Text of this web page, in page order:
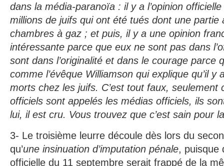
dans la média-paranoïa : il y a l’opinion
millions de juifs qui ont été tués dont une partie
chambres à gaz ; et puis, il y a une opinion
intéressante parce que eux ne sont pas dans
sont dans l’originalité et dans le courage parce
comme l’évêque Williamson qui explique qu’il y
morts chez les juifs. C’est tout faux, seulement
officiels sont appelés les médias officiels, ils
lui, il est cru. Vous trouvez que c’est sain pour
3- Le troisième leurre découle dès lors du
qu’une insinuation d’imputation pénale, puisque
officielle du 11 septembre serait frappé de la